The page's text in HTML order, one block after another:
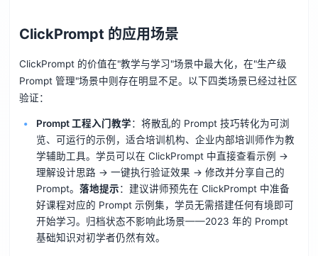
ClickPrompt 的应用场景
ClickPrompt 的价值在"教学与学习"场景中最大化，在"生产级
Prompt 管理"场景中则存在明显不足。以下四类场景已经过社区
验证：
Prompt 工程入门教学：将散乱的 Prompt 技巧转化为可浏
览、可运行的示例，适合培训机构、企业内部培训师作为教
学辅助工具。学员可以在 ClickPrompt 中直接查看示例 →
理解设计思路 → 一键执行验证效果 → 修改并分享自己的
Prompt。 落地提示：建议讲师预先在 ClickPrompt 中准备
好课程对应的 Prompt 示例集，学员无需搭建任何有境即可
开始学习。归档状态不影响此场景——2023 年的 Prompt
基础知识对初学者仍然有效。